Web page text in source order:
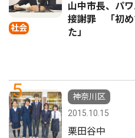
社会
山中市長、パ
接謝罪 「初め
た」
5
神奈川区
2015.10.15
栗田谷中